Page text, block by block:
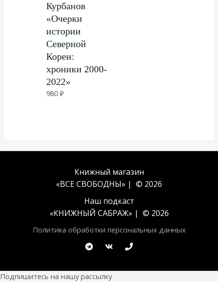
Курбанов
«Очерки
истории
Северной
Кореи:
хроники 2000-
2022»
980₽
Книжный магазин
«ВСЕ СВОБОДНЫ» | © 2026
Наш подкаст
«КНИЖНЫЙ САБРАЖ» | © 2026
Политика обработки персональных данных
Подпишитесь на нашу рассылку